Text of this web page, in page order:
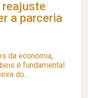
reajuste
a parceria
da economia,
é fundamental
do...